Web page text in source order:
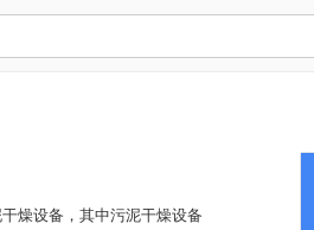
燥设备，其中污泥干燥设备